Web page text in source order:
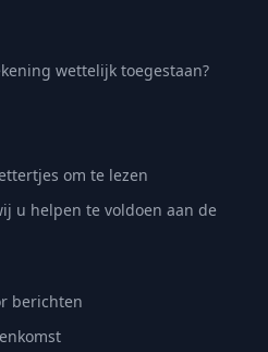
wettelijk toegestaan?
om te lezen
u helpen te voldoen aan de
berichten